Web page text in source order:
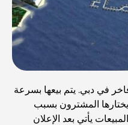
في دبي. يتم بيعها بسرعة
المشترون بسبب
يأتي بعد الإعلان